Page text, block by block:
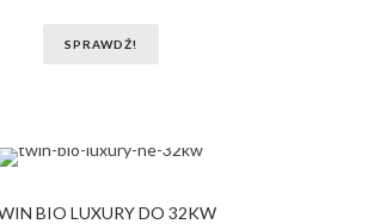
SPRAWDŹ!
BIO LUXURY DO 32KW